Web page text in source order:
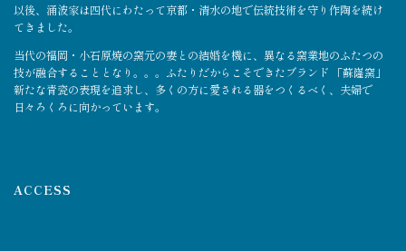
以後、涌波家は四代にわたって京都・清水の地で伝統技術を守り作陶を続け
てきました。
当代の福岡・小石原焼の窯元の妻との結婚を機に、異なる窯業地のふたつの
技が融合することとなり。。。ふたりだからこそできたブランド 「蘇嶐窯」
新たな青瓷の表現を追求し、多くの方に愛される器をつくるべく、夫婦で
日々ろくろに向かっています。
ACCESS